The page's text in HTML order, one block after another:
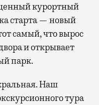
курортный
старта — новый
самый, что вырос
и открывает
парк.
Наш
тура